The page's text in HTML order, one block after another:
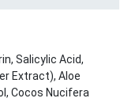
Salicylic Acid,
Extract), Aloe
Cocos Nucifera